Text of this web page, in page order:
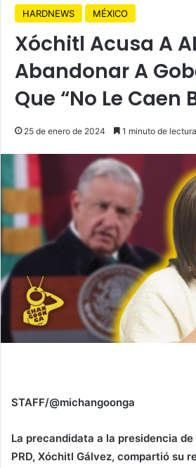
HARDNEWS MÉXICO
Xóchitl Acusa A
Abandonar A
Que “No Le Caen
25 de enero de 2024 1 minuto de lectura
STAFF/@michangoonga
La precandidata a la presidencia de
PRD, Xóchitl Gálvez, compartió su